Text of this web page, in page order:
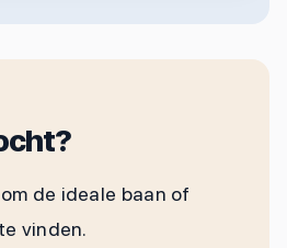
de ideale baan of
vinden.